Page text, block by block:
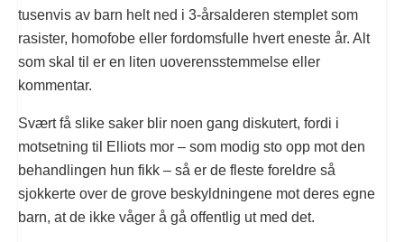
tusenvis av barn helt ned i 3-årsalderen stemplet som
rasister, homofobe eller fordomsfulle hvert eneste år. Alt
som skal til er en liten uoverensstemmelse eller
kommentar.
Svært få slike saker blir noen gang diskutert, fordi i
motsetning til Elliots mor – som modig sto opp mot den
behandlingen hun fikk – så er de fleste foreldre så
sjokkerte over de grove beskyldningene mot deres egne
barn, at de ikke våger å gå offentlig ut med det.